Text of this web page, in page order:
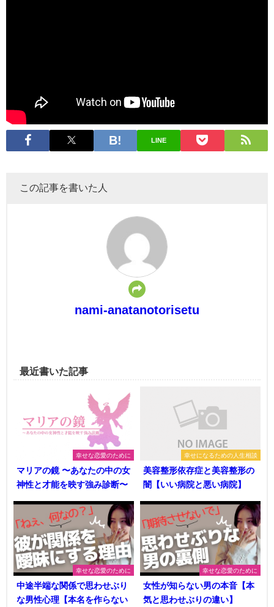
LINE
この記事を書いた人
nami-anatanotorisetu
最近書いた記事
幸せな恋愛のために
マリアの鏡 〜あなたの中の女
神性と才能を映す強み診断〜
幸せになるための人生相談
美容整形依存症と美容整形の
闇【いい病院と悪い病院】
幸せな恋愛のために
中途半端な関係で思わせぶり
な男性心理【本名を作らない
幸せな恋愛のために
女性が知らない男の本音【本
気と思わせぶりの違い】